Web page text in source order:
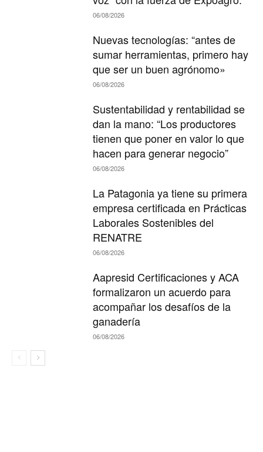
06/08/2026
Nuevas tecnologías: “antes de
sumar herramientas, primero hay
que ser un buen agrónomo»
06/08/2026
Sustentabilidad y rentabilidad se
dan la mano: “Los productores
tienen que poner en valor lo que
hacen para generar negocio”
06/08/2026
La Patagonia ya tiene su primera
empresa certificada en Prácticas
Laborales Sostenibles del
RENATRE
06/08/2026
Aapresid Certificaciones y ACA
formalizaron un acuerdo para
acompañar los desafíos de la
ganadería
06/08/2026